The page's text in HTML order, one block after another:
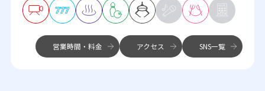
営業時間・料金 アクセス SNS一覧